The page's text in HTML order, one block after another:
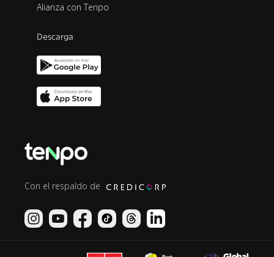
Alianza con Tenpo
Descarga
Con el respaldo de